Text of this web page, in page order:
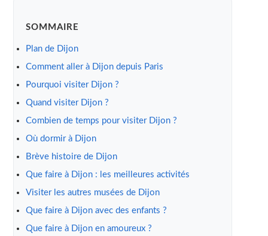
SOMMAIRE
Plan de Dijon
Comment aller à Dijon depuis Paris
Pourquoi visiter Dijon ?
Quand visiter Dijon ?
Combien de temps pour visiter Dijon ?
Où dormir à Dijon
Brève histoire de Dijon
Que faire à Dijon : les meilleures activités
Visiter les autres musées de Dijon
Que faire à Dijon avec des enfants ?
Que faire à Dijon en amoureux ?